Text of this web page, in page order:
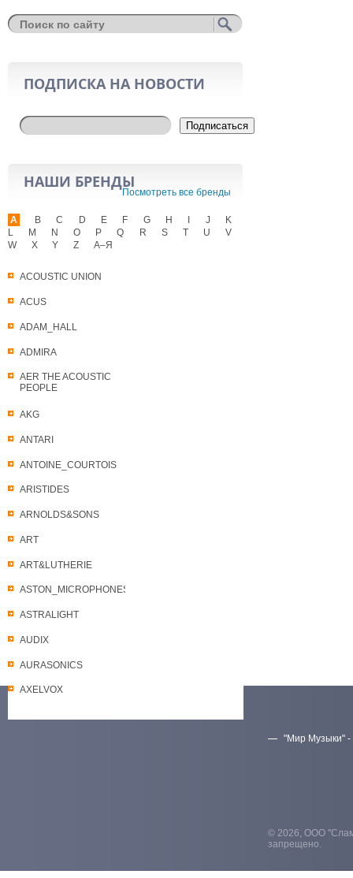
ПОДПИСКА НА НОВОСТИ
Подписаться
НАШИ БРЕНДЫ
Посмотреть все бренды
A
ACOUSTIC UNION
ACUS
ADAM_HALL
ADMIRA
AER THE ACOUSTIC
PEOPLE
AKG
ANTARI
ANTOINE_COURTOIS
ARISTIDES
ARNOLDS&SONS
ART
ART&LUTHERIE
ASTON_MICROPHONES
ASTRALIGHT
AUDIX
AURASONICS
AXELVOX
B C D E F G H J
K
L
M N O P Q R S T U
V
W
X Y Z А–Я
"Мир Музыки" -
© 2026, ООО
запрещено.